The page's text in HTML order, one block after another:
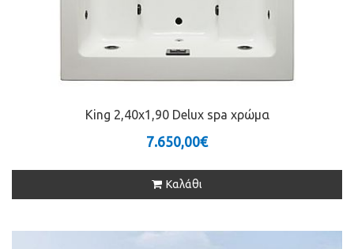
King 2,40x1,90 Delux spa χρώμα
7.650,00€
Καλάθι